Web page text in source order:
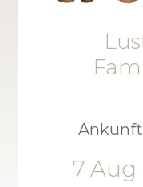
Ankunft
7 Aug